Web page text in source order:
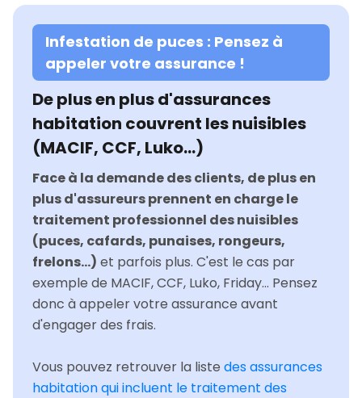
Infestation de puces : Pensez à
appeler votre assurance !
De plus en plus d'assurances
habitation couvrent les nuisibles
(MACIF, CCF, Luko…)
Face à la demande des clients, de plus en
plus d'assureurs prennent en charge le
traitement professionnel des nuisibles
(puces, cafards, punaises, rongeurs,
frelons...) et parfois plus. C'est le cas par
exemple de MACIF, CCF, Luko, Friday... Pensez
donc à appeler votre assurance avant
d'engager des frais.
Vous pouvez retrouver la liste des assurances
habitation qui incluent le traitement des